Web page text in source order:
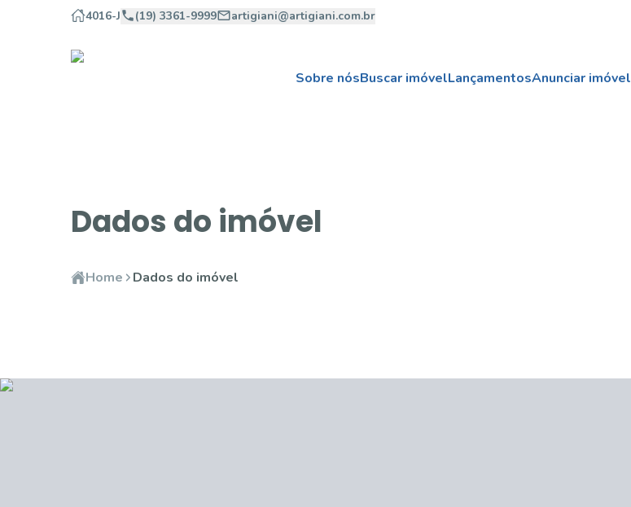
4016-J (19) 3361-9999 artigiani@artigiani.com.br
Sobre nósBuscar imóvelLançamentosAnunciar imóvel
Dados do imóvel
Home Dados do imóvel